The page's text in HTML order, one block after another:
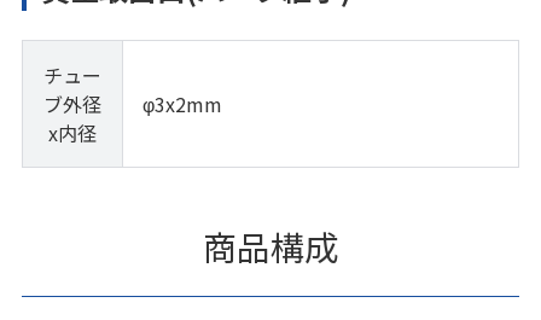
チュー
ブ外径
x内径
φ3x2mm
商品構成